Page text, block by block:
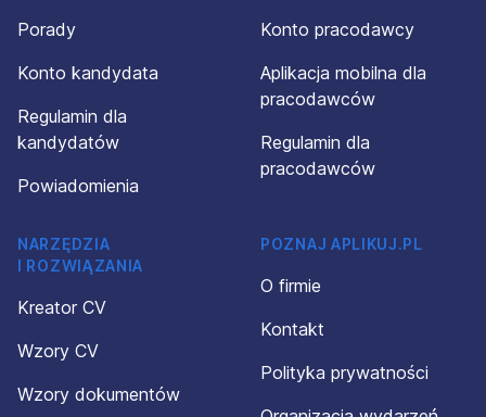
Porady
Konto kandydata
Regulamin dla
kandydatów
Powiadomienia
Konto pracodawcy
Aplikacja mobilna dla
pracodawców
Regulamin dla
pracodawców
NARZĘDZIA
I ROZWIĄZANIA
Kreator CV
Wzory CV
Wzory dokumentów
POZNAJ APLIKUJ.PL
O firmie
Kontakt
Polityka prywatności